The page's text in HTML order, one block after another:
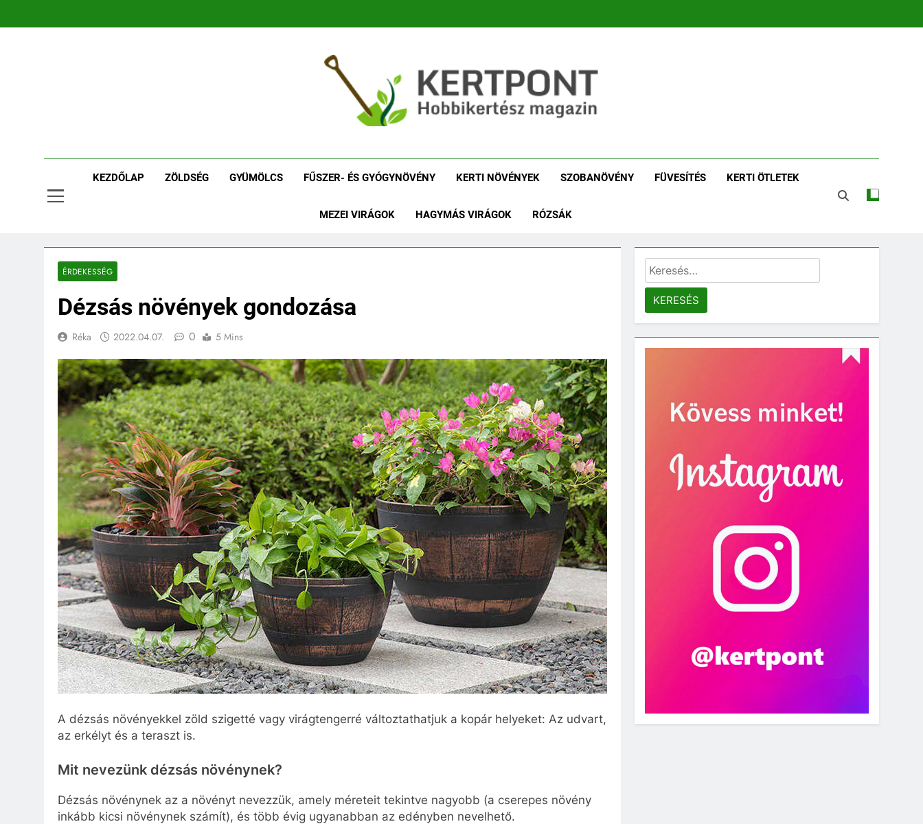
Növényhatározó
KEZDŐLAP ZÖLDSÉG GYÜMÖLCS FŰSZER- ÉS GYÓGYNÖVÉNY KERTI NÖVÉNYEK SZOBANÖVÉNY FÜVESÍTÉS KERTI ÖTLETEK
MEZEI VIRÁGOK HAGYMÁS VIRÁGOK RÓZSÁK
ÉRDEKESSÉG
Dézsás növények gondozása
Réka 2022.04.07. 0 5 Mins
A dézsás növényekkel zöld szigetté vagy virágtengerré változtathatjuk a kopár helyeket: Az udvart,
az erkélyt és a teraszt is.
Mit nevezünk dézsás növénynek?
Dézsás növénynek az a növényt nevezzük, amely méreteit tekintve nagyobb (a cserepes növény
inkább kicsi növénynek számít), és több évig ugyanabban az edényben nevelhető.
Keresés: